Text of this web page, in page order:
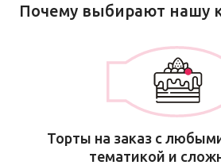
Почему выбирают нашу
Торты на заказ с
тематикой и